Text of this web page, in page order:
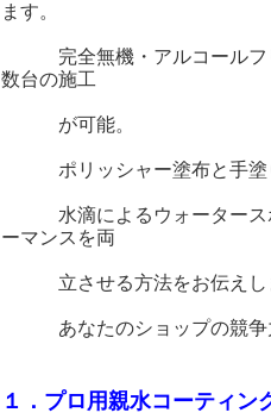
ます。
完全無機・アルコールフリ
数台の施工
が可能。
ポリッシャー塗布と手塗り
水滴によるウォータースポ
ーマンスを両
立させる方法をお伝えし
あなたのショップの競争力
１．プロ用親水コーティン